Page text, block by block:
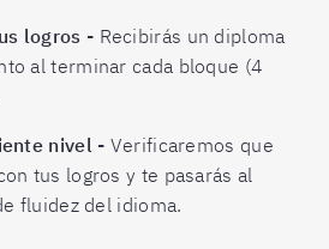
logros - Recibirás un diploma
al terminar cada bloque (4
nivel - Verificaremos que
tus logros y te pasarás al
fluidez del idioma.